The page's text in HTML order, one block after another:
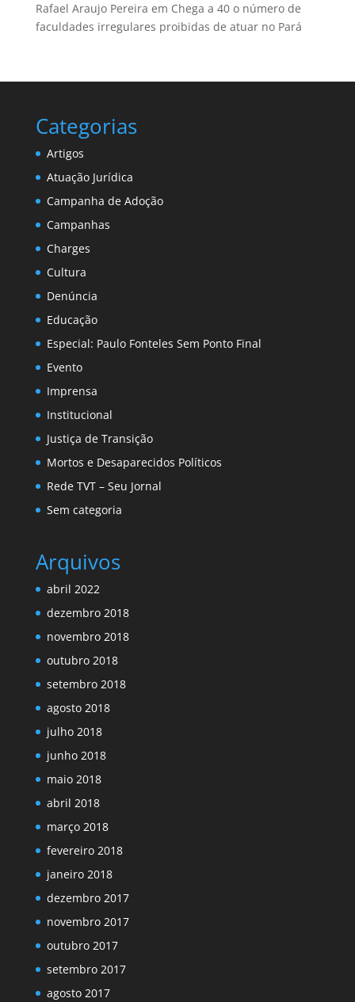
Rafael Araujo Pereira em Chega a 40 o número de
faculdades irregulares proibidas de atuar no Pará
Categorias
Artigos
Atuação Jurídica
Campanha de Adoção
Campanhas
Charges
Cultura
Denúncia
Educação
Especial: Paulo Fonteles Sem Ponto Final
Evento
Imprensa
Institucional
Justiça de Transição
Mortos e Desaparecidos Políticos
Rede TVT – Seu Jornal
Sem categoria
Arquivos
abril 2022
dezembro 2018
novembro 2018
outubro 2018
setembro 2018
agosto 2018
julho 2018
junho 2018
maio 2018
abril 2018
março 2018
fevereiro 2018
janeiro 2018
dezembro 2017
novembro 2017
outubro 2017
setembro 2017
agosto 2017